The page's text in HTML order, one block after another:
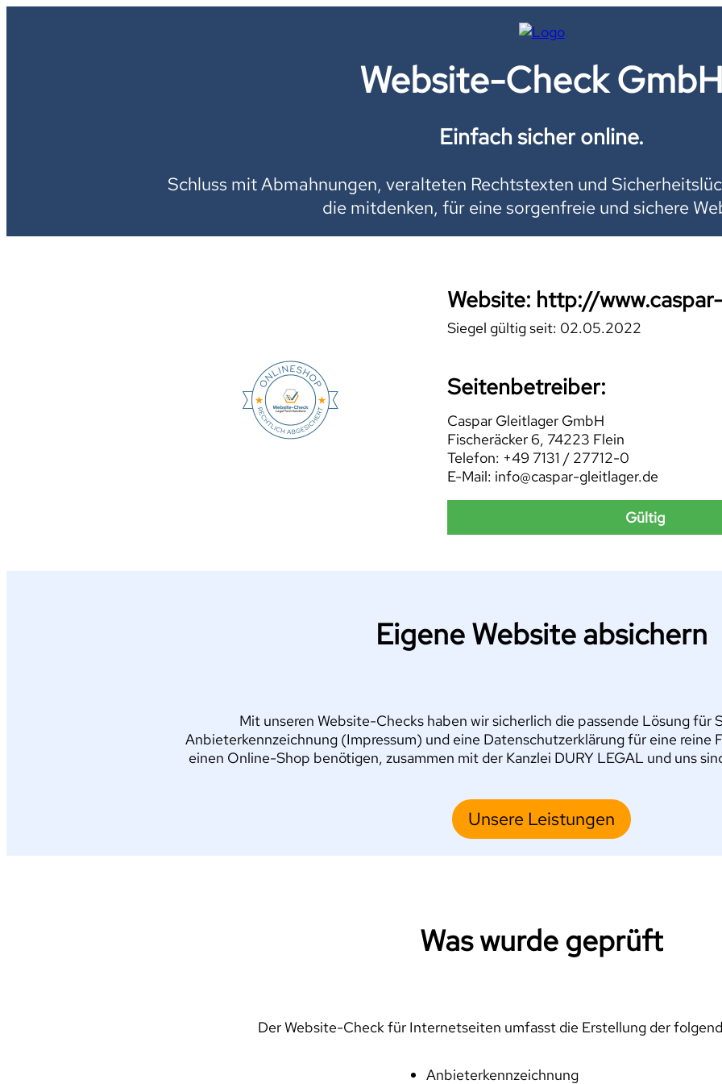
Website-Check GmbH
Einfach sicher online.
Schluss mit Abmahnungen, veralteten Rechtstexten und
die mitdenken, für eine sorgenfreie und sichere
Website: http://
Siegel gültig seit: 02.05.2022
Seitenbetreiber:
Caspar Gleitlager GmbH
Fischeräcker 6, 74223 Flein
Telefon: +49 7131 / 27712-0
E-Mail: info@caspar-gleitlager.de
Gültig
Eigene Website absichern
Mit unseren Website-Checks haben wir sicherlich die passende Lösung für
Anbieterkennzeichnung (Impressum) und eine Datenschutzerklärung für eine reine
einen Online-Shop benötigen, zusammen mit der Kanzlei DURY LEGAL und uns
Unsere Leistungen
Was wurde geprüft
Der Website-Check für Internetseiten umfasst die Erstellung der
Anbieterkennzeichnung